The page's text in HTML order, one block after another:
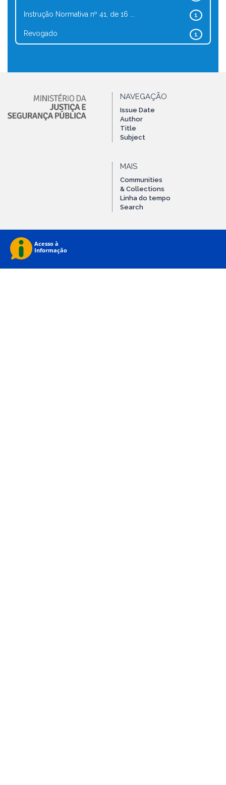
1
Instrução Normativa nº 41, de 16 ...
1
Revogado
NAVEGAÇÃO
Issue Date
Author
Title
Subject
MAIS
Communities
& Collections
Linha do tempo
Search